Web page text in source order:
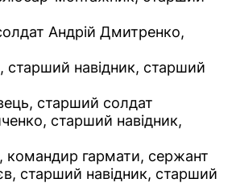
Андрій Дмитренко,
старший навідник, старший
старший солдат
старший навідник,
командир гармати, сержант
старший навідник, старший